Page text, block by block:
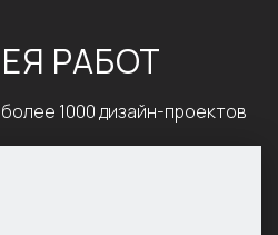
РАБОТ
1000 дизайн-проектов